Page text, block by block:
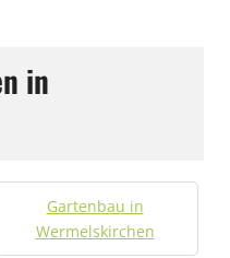
in
Gartenbau in
Wermelskirchen